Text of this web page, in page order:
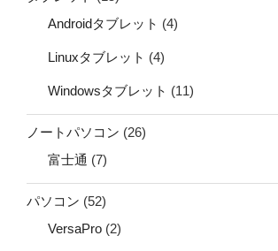
Androidタブレット (4)
Linuxタブレット (4)
Windowsタブレット (11)
ノートパソコン (26)
富士通 (7)
パソコン (52)
VersaPro (2)